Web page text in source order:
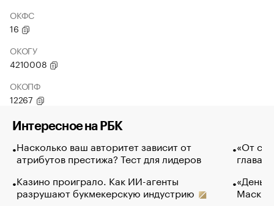
ОКФС
16
ОКОГУ
4210008
ОКОПФ
12267
Интересное на РБК
Насколько ваш авторитет зависит от
атрибутов престижа? Тест для лидеров
Казино проиграло. Как ИИ-агенты
разрушают букмекерскую индустрию
«От
глава
Маск в